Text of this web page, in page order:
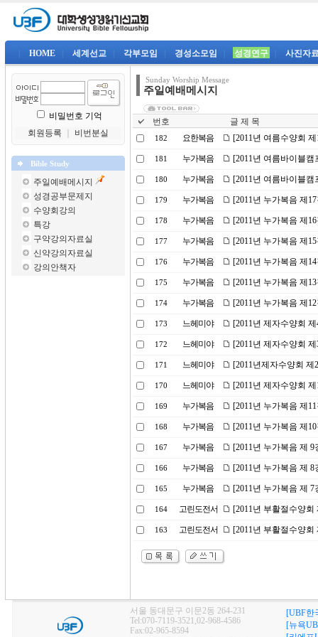
HOME 세계선교 각부모임 경성소모임 성경연구 사진자
비밀번호 기억
회원등록
비번분실
Bible Study
주일예배메시지
성경공부문제지
수양회강의
특강
구약강의자료실
신약강의자료실
강의안책자
Sunday Worship Message
주일예배메시지
번호 글 제 목
182 요한복음 [2011년 여름수양회
181 누가복음 [2011년 여름바이블
180 누가복음 [2011년 여름바이블
179 누가복음 [2011년 누가복음 제
178 누가복음 [2011년 누가복음 제
177 누가복음 [2011년 누가복음 제
176 누가복음 [2011년 누가복음 제
175 누가복음 [2011년 누가복음 제
174 누가복음 [2011년 누가복음 제
173 느헤미야 [2011년 제자수양회
172 느헤미야 [2011년 제자수양회
171 느헤미야 [2011년제자수양회
170 느헤미야 [2011년 제자수양회
169 누가복음 [2011년 누가복음 제
168 누가복음 [2011년 누가복음 제
167 누가복음 [2011년 누가복음 제
166 누가복음 [2011년 누가복음 제
165 누가복음 [2011년 누가복음 제
164 고린도전서 [2011년 부활절수양
163 고린도전서 [2011년 부활절수양
서울 동대문구 이문2동 264-231
Tel:070-7119-3521,02-968-4586
Fax:02-965-8594
[UBF한
[뉴욕